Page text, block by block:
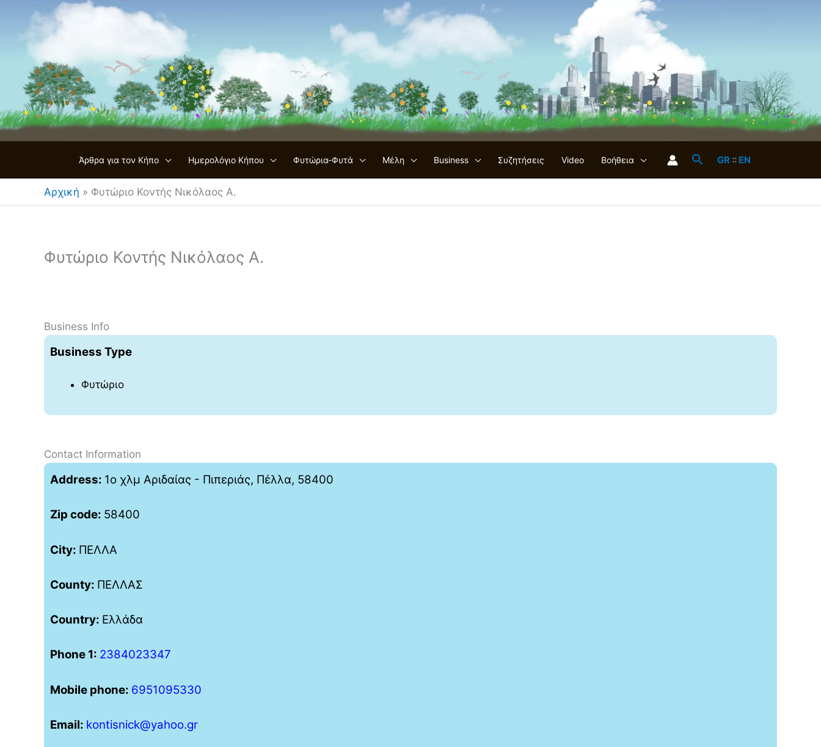
περιεχόμενο
Άρθρα για τον Κήπο Ημερολόγιο Κήπου Φυτώρια-Φυτά Μέλη Business Συζητήσεις Video Βοήθεια GR :: EN
Αρχική » Φυτώριο Κοντής Νικόλαος Α.
Φυτώριο Κοντής Νικόλαος Α.
Business Info
Business Type
Φυτώριο
Contact Information
Address: 1ο χλμ Αριδαίας - Πιπεριάς, Πέλλα, 58400
Zip code: 58400
City: ΠΕΛΛΑ
County: ΠΕΛΛΑΣ
Country: Ελλάδα
Phone 1: 2384023347
Mobile phone: 6951095330
Email: kontisnick@yahoo.gr